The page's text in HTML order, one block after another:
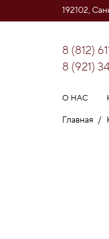
192102,
8 (812)
8 (921)
О НАС
Главная /